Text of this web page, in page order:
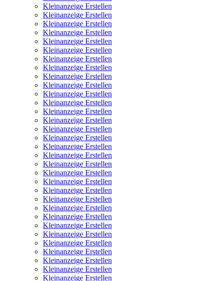
Kleinanzeige Erstellen
Kleinanzeige Erstellen
Kleinanzeige Erstellen
Kleinanzeige Erstellen
Kleinanzeige Erstellen
Kleinanzeige Erstellen
Kleinanzeige Erstellen
Kleinanzeige Erstellen
Kleinanzeige Erstellen
Kleinanzeige Erstellen
Kleinanzeige Erstellen
Kleinanzeige Erstellen
Kleinanzeige Erstellen
Kleinanzeige Erstellen
Kleinanzeige Erstellen
Kleinanzeige Erstellen
Kleinanzeige Erstellen
Kleinanzeige Erstellen
Kleinanzeige Erstellen
Kleinanzeige Erstellen
Kleinanzeige Erstellen
Kleinanzeige Erstellen
Kleinanzeige Erstellen
Kleinanzeige Erstellen
Kleinanzeige Erstellen
Kleinanzeige Erstellen
Kleinanzeige Erstellen
Kleinanzeige Erstellen
Kleinanzeige Erstellen
Kleinanzeige Erstellen
Kleinanzeige Erstellen
Kleinanzeige Erstellen